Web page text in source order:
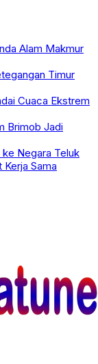
Alam Makmur
Timur
Cuaca Ekstrem
Brimob Jadi
ke Negara Teluk
Sama